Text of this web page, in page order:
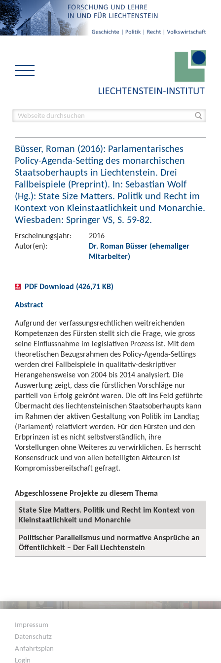
Büsser, Roman (2016): Parlamentarisches
Policy-Agenda-Setting des monarchischen
Staatsoberhaupts in Liechtenstein. Drei
Fallbeispiele (Preprint). In: Sebastian Wolf
(Hg.): State Size Matters. Politik und Recht im
Kontext von Kleinstaatlichkeit und Monarchie.
Wiesbaden: Springer VS, S. 59-82.
Erscheinungsjahr:
2016
Autor(en):
Dr. Roman Büsser (ehemaliger
Mitarbeiter)
PDF Download (426,71 KB)
Abstract
Aufgrund der verfassungsrechtlichen weitreichenden
Kompetenzen des Fürsten stellt sich die Frage, wie gross
seine Einflussnahme im legislativen Prozess ist. Mit dem
theoretischen Bezugsrahmen des Policy-Agenda-Settings
werden drei Fallbeispiele in qualitativ-deskriptiver
Herangehensweise von 2004 bis 2014 analysiert. Die
Auswertung zeigt, dass die fürstlichen Vorschläge nur
partiell von Erfolg gekrönt waren. Die oft ins Feld geführte
Übermacht des liechtensteinischen Staatsoberhaupts kann
im Rahmen der aktiven Gestaltung von Politik im Landtag
(Parlament) relativiert werden. Für den Fürsten und den
Erbprinzen ist es nicht selbstverständlich, ihre
Vorstellungen ohne Weiteres zu verwirklichen. Es herrscht
Konsensdruck und von allen beteiligten Akteuren ist
Kompromissbereitschaft gefragt.
Abgeschlossene Projekte zu diesem Thema
State Size Matters. Politik und Recht im Kontext von
Kleinstaatlichkeit und Monarchie
Politischer Parallelismus und normative Ansprüche an
Öffentlichkeit – Der Fall Liechtenstein
Impressum
Datenschutz
Anfahrtsplan
Login